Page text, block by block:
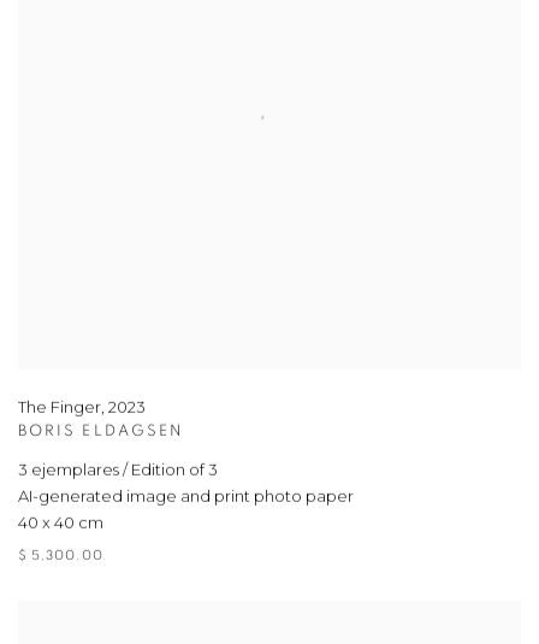
The Finger, 2023
BORIS ELDAGSEN
3 ejemplares / Edition of 3
AI-generated image and print photo paper
40 x 40 cm
$ 5,300.00